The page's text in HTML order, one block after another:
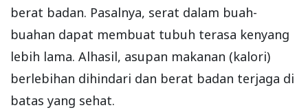
berat badan. Pasalnya, serat dalam buah-
buahan dapat membuat tubuh terasa kenyang
lebih lama. Alhasil, asupan makanan (kalori)
berlebihan dihindari dan berat badan terjaga di
batas yang sehat.